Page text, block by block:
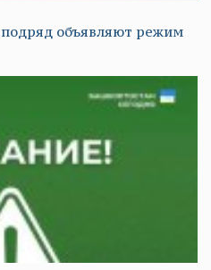
объявляют режим